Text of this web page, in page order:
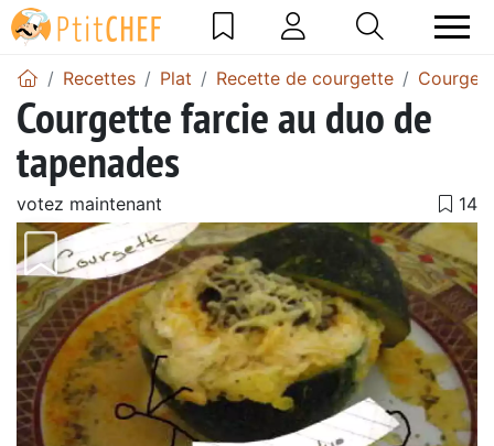
Recettes Plat Recette de courgette
Courgette farcie au duo de
tapenades
votez maintenant